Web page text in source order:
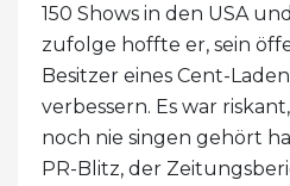
150 Shows in den USA
zufolge hoffte er, sein
Besitzer eines Cent-
verbessern. Es war
noch nie singen gehört
PR-Blitz, der